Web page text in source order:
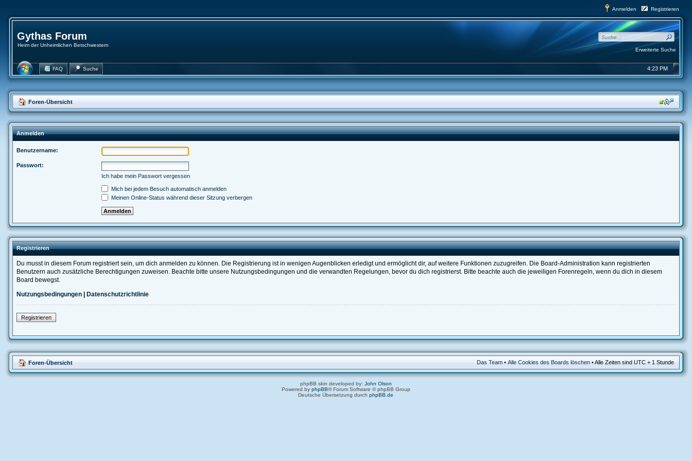
Anmelden Registrieren
Gythas Forum
Heim der Unheimlichen Betschwestern
Erweiterte Suche
FAQ Suche 4:23 PM
Foren-Übersicht
Anmelden
Benutzername:
Passwort:
Ich habe mein Passwort vergessen
Mich bei jedem Besuch automatisch anmelden
Meinen Online-Status während dieser Sitzung verbergen
Registrieren
Du musst in diesem Forum registriert sein, um dich anmelden zu können. Die Registrierung ist in wenigen Augenblicken erledigt und ermöglicht dir, auf weitere Funktionen zuzugreifen. Die Board-Administration kann registrierten
Benutzern auch zusätzliche Berechtigungen zuweisen. Beachte bitte unsere Nutzungsbedingungen und die verwandten Regelungen, bevor du dich registrierst. Bitte beachte auch die jeweiligen Forenregeln, wenn du dich in diesem
Board bewegst.
Nutzungsbedingungen| Datenschutzrichtlinie
Registrieren
Foren-Übersicht Das Team• Alle Cookies des Boards löschen• Alle Zeiten sind UTC + 1 Stunde
phpBB skin developed by: John Olson
Powered by phpBB® Forum Software © phpBB Group
Deutsche Übersetzung durchphpBB.de